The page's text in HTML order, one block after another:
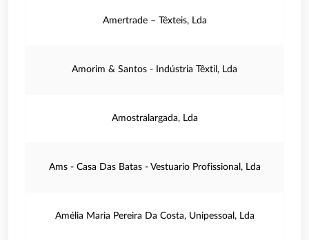
Amertrade – Têxteis, Lda
Amorim & Santos - Indústria Têxtil, Lda
Amostralargada, Lda
Ams - Casa Das Batas - Vestuario Profissional, Lda
Amélia Maria Pereira Da Costa, Unipessoal, Lda